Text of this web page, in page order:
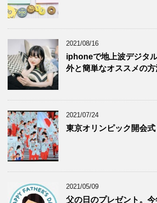
2021/08/16
iphoneで地上波デジタ
外と簡単なオススメの方
2021/07/24
東京オリンピック開会式
2021/05/09
父の日のプレゼント。